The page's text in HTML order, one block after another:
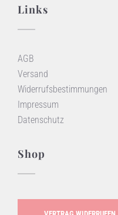
Links
AGB
Versand
Widerrufsbestimmungen
Impressum
Datenschutz
Shop